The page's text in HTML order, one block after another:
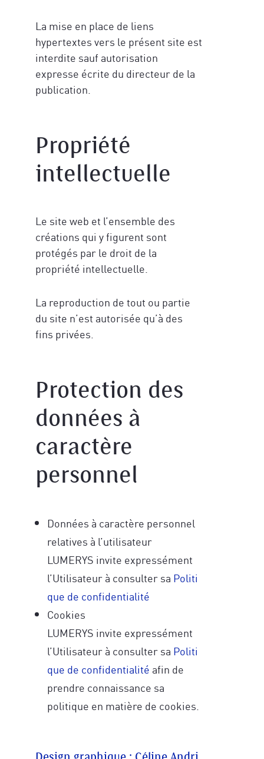
La mise en place de liens
hypertextes vers le présent site est
interdite sauf autorisation
expresse écrite du directeur de la
publication.
Propriété
intellectuelle
Le site web et l’ensemble des
créations qui y figurent sont
protégés par le droit de la
propriété intellectuelle.
La reproduction de tout ou partie
du site n’est autorisée qu’à des
fins privées.
Protection des
données à
caractère
personnel
Données à caractère personnel
relatives à l’utilisateur
LUMERYS invite expressément
l’Utilisateur à consulter sa Politi
que de confidentialité
Cookies
LUMERYS invite expressément
l’Utilisateur à consulter sa Politi
que de confidentialité afin de
prendre connaissance sa
politique en matière de cookies.
Recevez un concentré de techniques issues
de stratégies de réussite des neurosciences
et de la cohérence cardiaque et notre vidéo
de coaching, pourdévelopper votre
business tout en étant profondément
aligné(e) avec ce que vous souhaitez
accomplir.
Recevez des conseils exclusifs issus des
neurosciences, de l’épigénétique et des
découvertes en transformation humaine,
directement applicables à vos projets.
Accédez en avant-première à nos
formations, techniques avancées,
séminaires et aux coulisses de nos
recherches et explorations à travers le
monde.